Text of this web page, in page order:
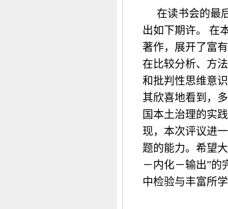
在读书会的最
出如下期许。 在
著作，展开了富
在比较分析、方
和批判性思维意
其欣喜地看到，
国本土治理的实
现，本次评议进
题的能力。希望
－内化－输出”的
中检验与丰富所